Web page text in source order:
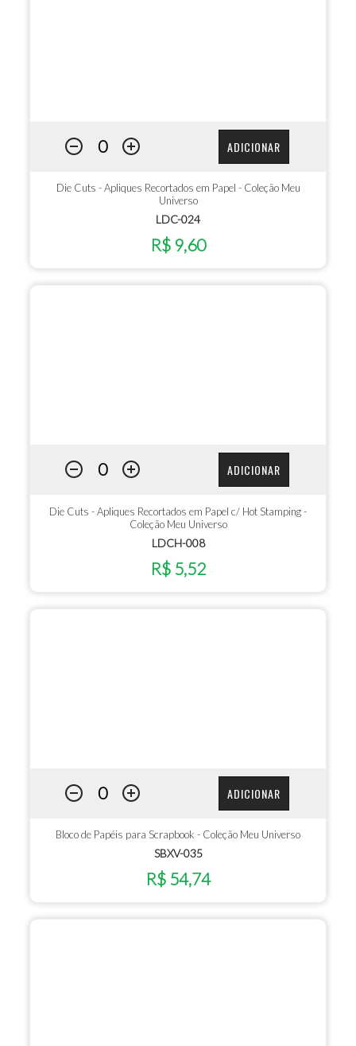
ADICIONAR
Die Cuts - Apliques Recortados em Papel - Coleção Meu
Universo
LDC-024
R$ 9,60
ADICIONAR
Die Cuts - Apliques Recortados em Papel c/ Hot Stamping -
Coleção Meu Universo
LDCH-008
R$ 5,52
ADICIONAR
Bloco de Papéis para Scrapbook - Coleção Meu Universo
SBXV-035
R$ 54,74